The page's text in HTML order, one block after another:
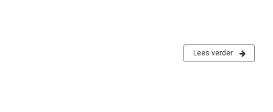
Lees verder